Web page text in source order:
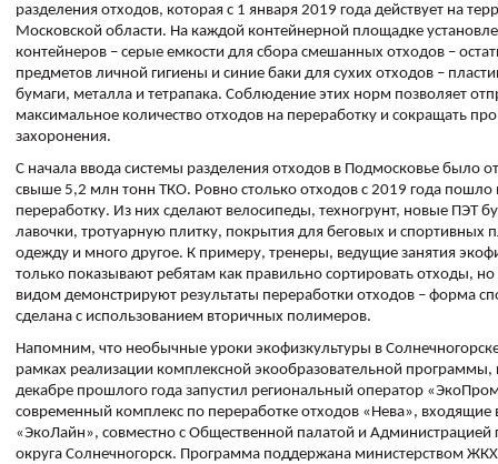
разделения отходов, которая с 1 января 2019 года действует на
Московской области. На каждой контейнерной площадке
контейнеров – серые емкости для сбора смешанных отходов –
предметов личной гигиены и синие баки для сухих отходов –
бумаги, металла и тетрапака. Соблюдение этих норм позволяет
максимальное количество отходов на переработку и сокращать
захоронения.
С начала ввода системы разделения отходов в Подмосковье было
свыше 5,2 млн тонн ТКО. Ровно столько отходов с 2019 года пошло
переработку. Из них сделают велосипеды, техногрунт, новые ПЭТ
лавочки, тротуарную плитку, покрытия для беговых и спортивных
одежду и много другое. К примеру, тренеры, ведущие занятия
только показывают ребятам как правильно сортировать отходы,
видом демонстрируют результаты переработки отходов – форма
сделана с использованием вторичных полимеров.
Напомним, что необычные уроки экофизкультуры в
рамках реализации комплексной экообразовательной программы,
декабре прошлого года запустил региональный оператор
современный комплекс по переработке отходов «Нева», входящие
«ЭкоЛайн», совместно с Общественной палатой и Администрацией
округа Солнечногорск. Программа поддержана министерством